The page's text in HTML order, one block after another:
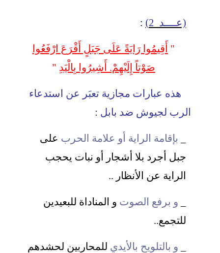
(عــــد 2) :
" أَقِيمُوا رَايَةً عَلَى جَبَلٍ أَقْرَعَ ارْفَعُوا
صَوْتاً إِلَيْهِمْ. أَشِيرُوا بِالْيَدِ "
هذه عبارات مجازية تعبَر عن استدعاء
الرب لجيوش ضد بابل :
بإقامة الراية أو علامة الحرب على
جبل أجرد بلا أشجار أو نبات يحجب
الراية عن الأنظار ..
و برفع الصوت و المناداة للبعيدين
للتجمع..
و بالتلويح بالأيدي للمحاربين لحشدهم